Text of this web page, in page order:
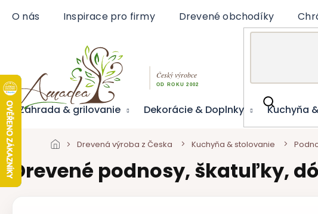
O nás Inspirace pro firmy Drevené obchodíky
Záhrada & grilovanie Dekorácie & Doplnky Kuchyňa
Drevená výroba z Česka Kuchyňa & stolovanie
Drevené podnosy, škatuľky,